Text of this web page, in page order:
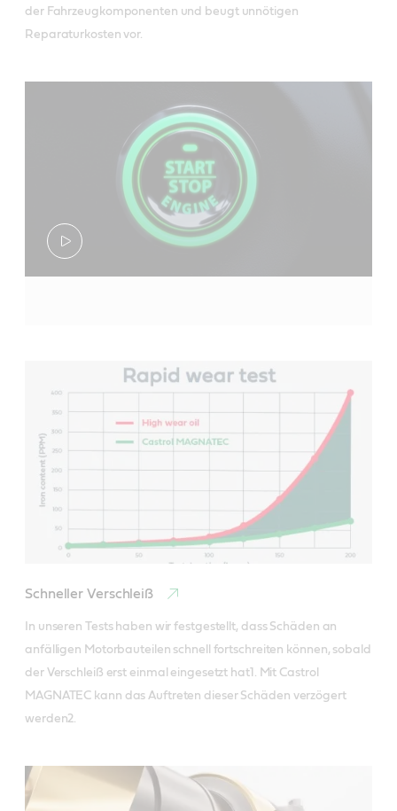
der Fahrzeugkomponenten und beugt unnötigen
Reparaturkosten vor.
Schneller Verschleiß
In unseren Tests haben wir festgestellt, dass Schäden an
anfälligen Motorbauteilen schnell fortschreiten können, sobald
der Verschleiß erst einmal eingesetzt hat1. Mit Castrol
MAGNATEC kann das Auftreten dieser Schäden verzögert
werden2.